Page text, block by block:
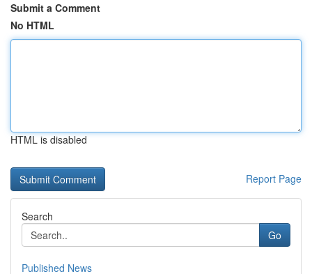
Submit a Comment
No HTML
HTML is disabled
Report Page
Search
Go
Published News